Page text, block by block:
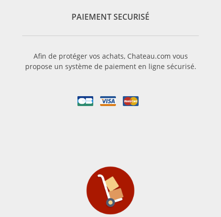
PAIEMENT SECURISÉ
Afin de protéger vos achats, Chateau.com vous
propose un système de paiement en ligne sécurisé.